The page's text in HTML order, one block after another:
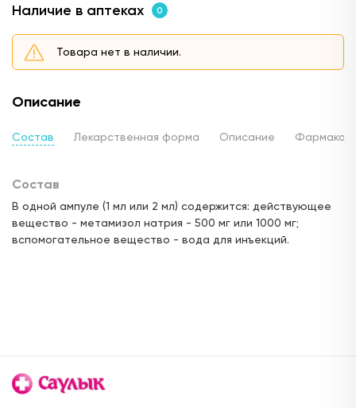
Наличие в аптеках 0
Товара нет в наличии.
Описание
Состав Лекарственная форма Описание
Состав
В одной ампуле (1 мл или 2 мл) содержится: действующее
вещество - метамизол натрия - 500 мг или 1000 мг;
вспомогательное вещество - вода для инъекций.